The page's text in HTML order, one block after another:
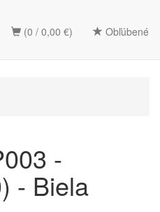
(0 / 0,00 €) Obľúbené
-
- Biela